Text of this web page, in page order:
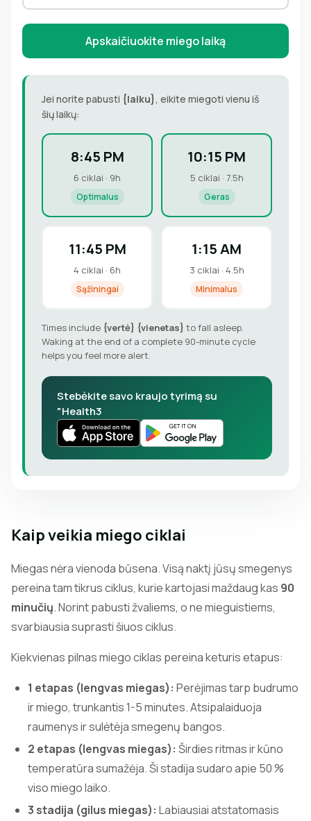
Apskaičiuokite miego laiką
Jei norite pabusti {laiku}, eikite miegoti vienu iš
šių laikų:
8:45 PM
6 ciklai · 9h
Optimalus
10:15 PM
5 ciklai · 7.5h
Geras
11:45 PM
4 ciklai · 6h
Sąžiningai
1:15 AM
3 ciklai · 4.5h
Minimalus
Times include {vertė} {vienetas} to fall asleep.
Waking at the end of a complete 90-minute cycle
helps you feel more alert.
Stebėkite savo kraujo tyrimą su
"Health3
Kaip veikia miego ciklai
Miegas nėra vienoda būsena. Visą naktį jūsų smegenys
pereina tam tikrus ciklus, kurie kartojasi maždaug kas 90
minučių. Norint pabusti žvaliems, o ne mieguistiems,
svarbiausia suprasti šiuos ciklus.
Kiekvienas pilnas miego ciklas pereina keturis etapus:
1 etapas (lengvas miegas): Perėjimas tarp budrumo
ir miego, trunkantis 1-5 minutes. Atsipalaiduoja
raumenys ir sulėtėja smegenų bangos.
2 etapas (lengvas miegas): Širdies ritmas ir kūno
temperatūra sumažėja. Ši stadija sudaro apie 50 %
viso miego laiko.
3 stadija (gilus miegas): Labiausiai atstatomasis